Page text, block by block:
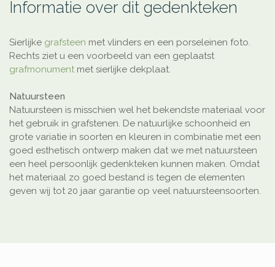
Informatie over dit gedenkteken
Sierlijke grafsteen met vlinders en een porseleinen foto.
Rechts ziet u een voorbeeld van een geplaatst
grafmonument met sierlijke dekplaat.
Natuursteen
Natuursteen is misschien wel het bekendste materiaal voor
het gebruik in grafstenen. De natuurlijke schoonheid en
grote variatie in soorten en kleuren in combinatie met een
goed esthetisch ontwerp maken dat we met natuursteen
een heel persoonlijk gedenkteken kunnen maken. Omdat
het materiaal zo goed bestand is tegen de elementen
geven wij tot 20 jaar garantie op veel natuursteensoorten.